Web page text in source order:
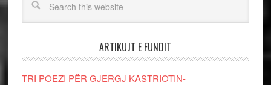
ARTIKUJT E FUNDIT
TRI POEZI PËR GJERGJ KASTRIOTIN-